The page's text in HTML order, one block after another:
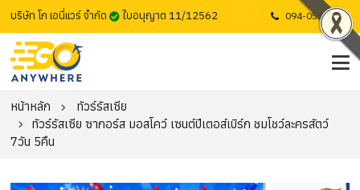
บริษัท โก เอนี่แวร์ จำกัด ใบอนุญาต 11/12562 094-053-1725
หน้าหลัก
ทัวร์รัสเซีย
ทัวร์รัสเซีย ซากอร์ส มอสโคว์ เซนต์ปีเตอส์เบิร์ก ชมโชว์ละครสัตว์
7วัน 5คืน